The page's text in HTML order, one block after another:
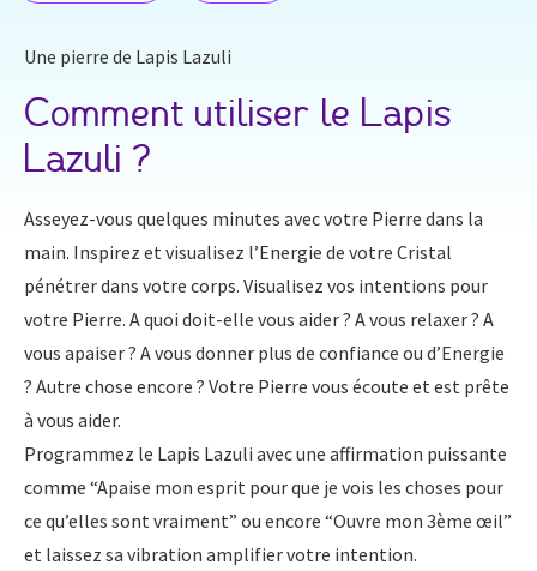
Une pierre de Lapis Lazuli
Comment utiliser le Lapis
Lazuli ?
Asseyez-vous quelques minutes avec votre Pierre dans la
main. Inspirez et visualisez l’Energie de votre Cristal
pénétrer dans votre corps. Visualisez vos intentions pour
votre Pierre. A quoi doit-elle vous aider ? A vous relaxer ? A
vous apaiser ? A vous donner plus de confiance ou d’Energie
? Autre chose encore ? Votre Pierre vous écoute et est prête
à vous aider.
Programmez le Lapis Lazuli avec une affirmation puissante
comme “Apaise mon esprit pour que je vois les choses pour
ce qu’elles sont vraiment” ou encore “Ouvre mon 3ème œil”
et laissez sa vibration amplifier votre intention.